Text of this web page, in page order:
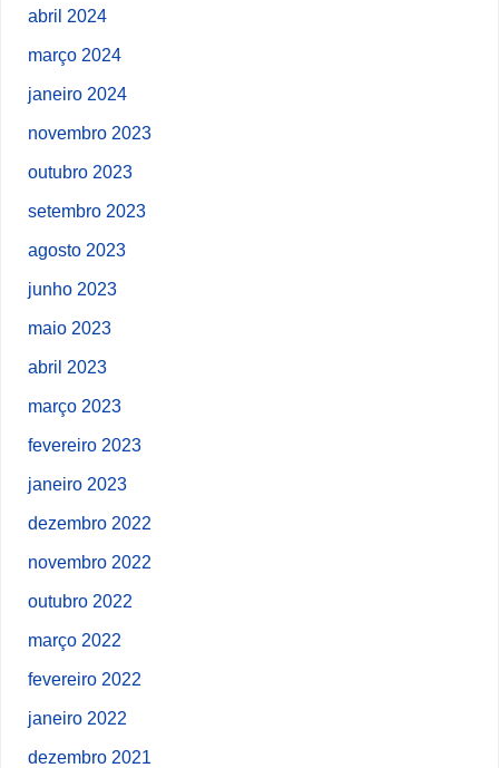
abril 2024
março 2024
janeiro 2024
novembro 2023
outubro 2023
setembro 2023
agosto 2023
junho 2023
maio 2023
abril 2023
março 2023
fevereiro 2023
janeiro 2023
dezembro 2022
novembro 2022
outubro 2022
março 2022
fevereiro 2022
janeiro 2022
dezembro 2021